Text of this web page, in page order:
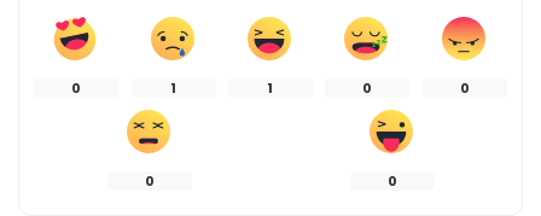
0 1 1 0 0
0 0